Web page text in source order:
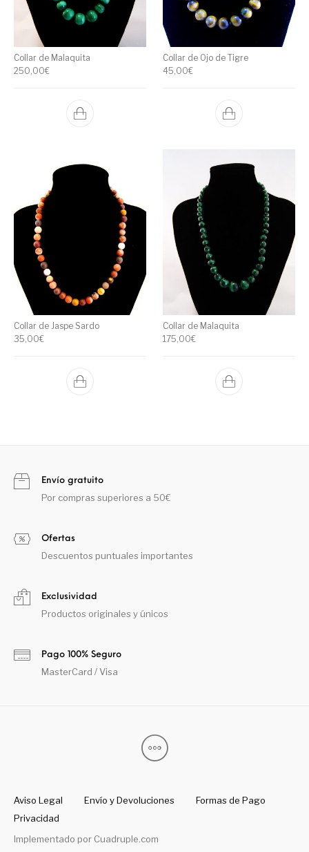
Collar de Malaquita
250,00€
Collar de Ojo de Tigre
45,00€
Collar de Jaspe Sardo
35,00€
Collar de Malaquita
175,00€
Envío gratuito
Por compras superiores a 50€
Ofertas
Descuentos puntuales importantes
Exclusividad
Productos originales y únicos
Pago 100% Seguro
MasterCard / Visa
Aviso Legal Envío y Devoluciones
Formas de Pago
Privacidad
Implementado por Cuadruple.com